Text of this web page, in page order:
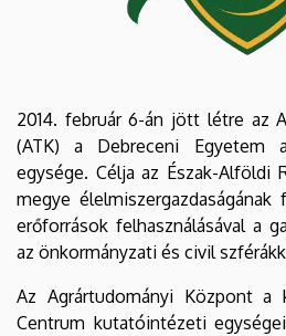
2014. február 6-án jött létre az
(ATK) a Debreceni Egyetem
egysége. Célja az Észak-Alföldi
megye
erőforrások felhasználásával a
az önkormányzati és civil
Az Agrártudományi Központ a
Centrum kutatóintézeti